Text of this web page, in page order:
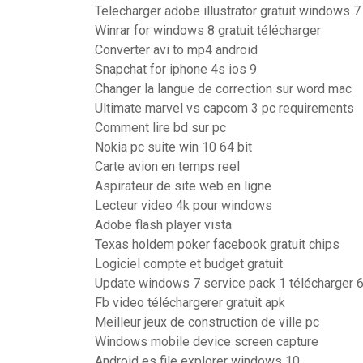
Telecharger adobe illustrator gratuit windows 7
Winrar for windows 8 gratuit télécharger
Converter avi to mp4 android
Snapchat for iphone 4s ios 9
Changer la langue de correction sur word mac
Ultimate marvel vs capcom 3 pc requirements
Comment lire bd sur pc
Nokia pc suite win 10 64 bit
Carte avion en temps reel
Aspirateur de site web en ligne
Lecteur video 4k pour windows
Adobe flash player vista
Texas holdem poker facebook gratuit chips
Logiciel compte et budget gratuit
Update windows 7 service pack 1 télécharger
Fb video téléchargerer gratuit apk
Meilleur jeux de construction de ville pc
Windows mobile device screen capture